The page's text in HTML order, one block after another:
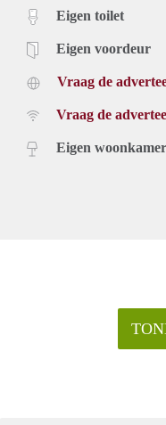
Eigen toilet
Eigen voordeur
Vraag de
Vraag de
Eigen woonkamer